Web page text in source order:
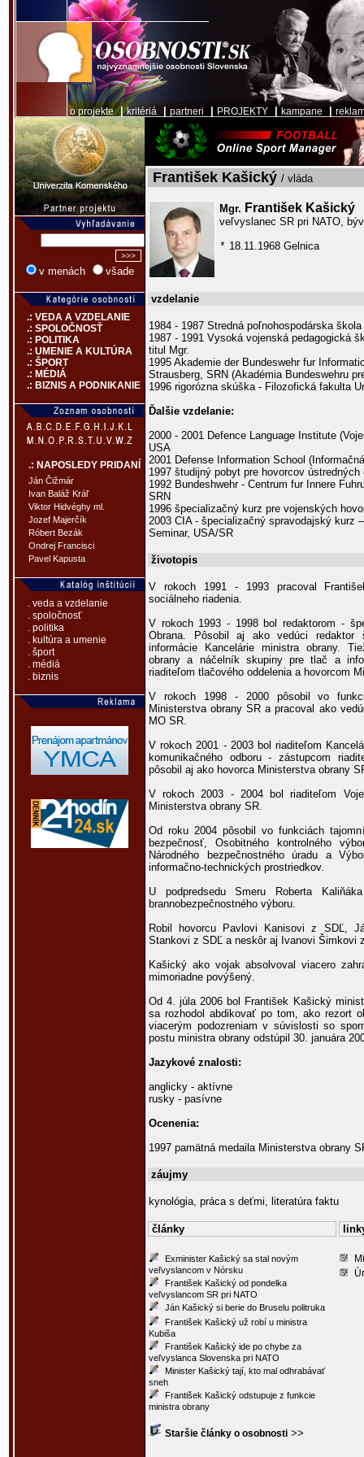
o projekte|kritériá partneri PROJEKTY kampane
v menách všade
.: VEDA A VZDELANIE
.: SPOLOČNOSŤ
.: POLITIKA
.: UMENIE A KULTÚRA
.: ŠPORT
.: MÉDIÁ
.: BIZNIS A PODNIKANIE
.: NAPOSLEDY PRIDANÍ
Ján Čižmár
Ivan Baláž Kráľ
Viktor Hidvéghy ml.
Jozef Majerčík
Róbert Bezák
Ondrej Francisci
Pavel Kapusta
. veda a vzdelanie
. spoločnosť
. politika
. kultúra a umenie
. šport
. médiá
. biznis
František Kašický / vláda
Mgr. František Kašický
veľvyslanec SR pri NATO,
* 18.11.1968 Gelnica
vzdelanie
1984 - 1987 Stredná poľnohospodárska
1987 - 1991 Vysoká vojenská pedagogická
titul Mgr.
1995 Akademie der Bundeswehr fur
Strausberg, SRN (Akadémia Bundeswehru
1996 rigorózna skúška - Filozofická fakulta
Ďalšie vzdelanie:
2000 - 2001 Defence Language Institute
USA
2001 Defense Information School
1997 študijný pobyt pre hovorcov
1992 Bundeshwehr - Centrum fur Innere
SRN
1996 špecializačný kurz pre vojenských
2003 CIA - špecializačný spravodajský kurz
Seminar, USA/SR
životopis
V rokoch 1991 - 1993 pracoval
sociálneho riadenia.
V rokoch 1993 - 1998 bol redaktorom -
Obrana. Pôsobil aj ako vedúci redaktor
informácie Kancelárie ministra obrany.
obrany a náčelník skupiny pre tlač a
riaditeľom tlačového oddelenia a hovorcom
V rokoch 1998 - 2000 pôsobil vo
Ministerstva obrany SR a pracoval ako
MO SR.
V rokoch 2001 - 2003 bol riaditeľom
komunikačného odboru - zástupcom
pôsobil aj ako hovorca Ministerstva obrany
V rokoch 2003 - 2004 bol riaditeľom
Ministerstva obrany SR.
Od roku 2004 pôsobil vo funkciách
bezpečnosť, Osobitného kontrolného
Národného bezpečnostného úradu a
informačno-technických prostriedkov.
U podpredsedu Smeru Roberta
brannobezpečnostného výboru.
Robil hovorcu Pavlovi Kanisovi z SDĽ,
Stankovi z SDĽ a neskôr aj Ivanovi Šimkovi
Kašický ako vojak absolvoval viacero
mimoriadne povýšený.
Od 4. júla 2006 bol František Kašický
sa rozhodol abdikovať po tom, ako rezort
viacerým podozreniam v súvislosti so
postu ministra obrany odstúpil 30. januára
Jazykové znalosti:
anglicky - aktívne
rusky - pasívne
Ocenenia:
1997 pamätná medaila Ministerstva obrany
záujmy
kynológia, práca s deťmi, literatúra faktu
články
Exminister Kašický sa stal novým
veľvyslancom v Nórsku
František Kašický od pondelka
veľvyslancom SR pri NATO
Ján Kašický si berie do Bruselu politruka
František Kašický už robí u ministra
Kubiša
František Kašický ide po chybe za
veľvyslanca Slovenska pri NATO
Minister Kašický tají, kto mal odhrabávať
sneh
František Kašický odstupuje z funkcie
ministra obrany
Staršie články o osobnosti >>